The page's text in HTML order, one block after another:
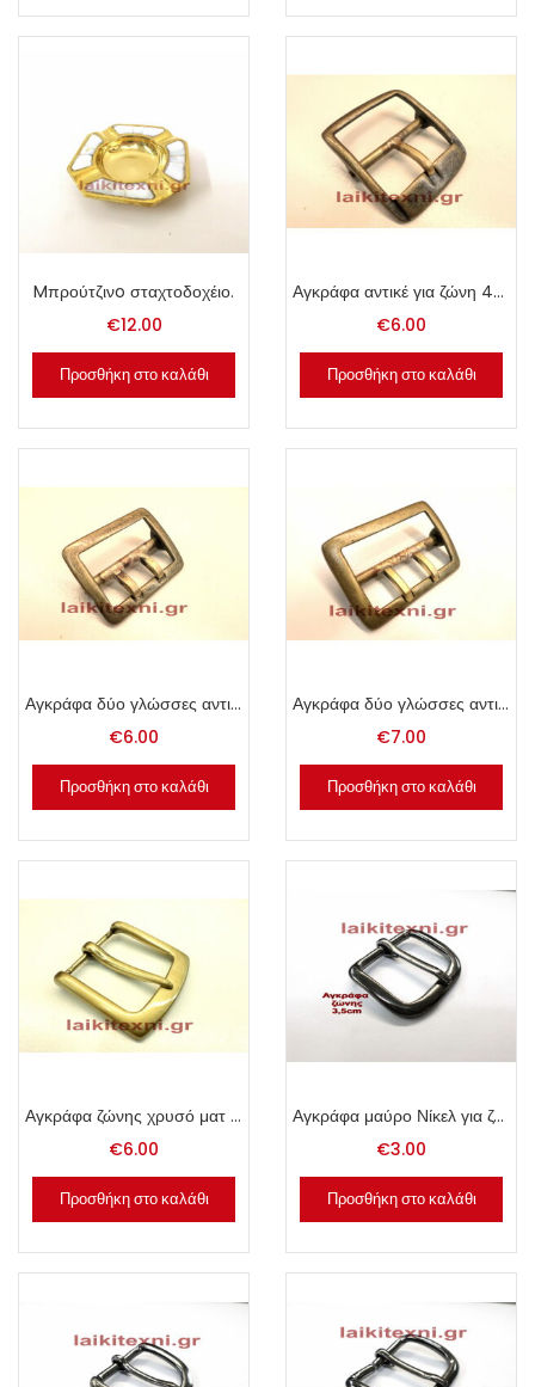
Mπρούτζινo σταχτοδοχέιο.
€12.00
Προσθήκη στο καλάθι
Αγκράφα αντικέ για ζώνη 4cm.
€6.00
Προσθήκη στο καλάθι
Αγκράφα δύο γλώσσες αντικέ 3.7cm.
€6.00
Προσθήκη στο καλάθι
Αγκράφα δύο γλώσσες αντικέ 4.7cm.
€7.00
Προσθήκη στο καλάθι
Αγκράφα ζώνης χρυσό ματ 4cm.
€6.00
Προσθήκη στο καλάθι
Αγκράφα μαύρο Νίκελ για ζώνη 3.5cm.
€3.00
Προσθήκη στο καλάθι